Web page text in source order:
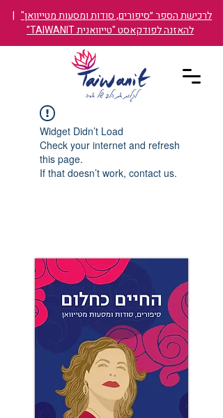
לרכישת הספר ״סיפורים, סודות ומסעות מטייוואן" |
להאזנה לפודקאסט "טייוואנית TAIWANIT"
Widget Didn’t Load
Check your internet and refresh
this page.
If that doesn’t work, contact us.